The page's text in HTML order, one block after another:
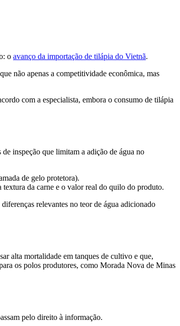
o avanço da importação de tilápia do Vietnã.
não apenas a competitividade econômica, mas
com a especialista, embora o consumo de tilápia
inspeção que limitam a adição de água no
de gelo protetora).
da carne e o valor real do quilo do produto.
relevantes no teor de água adicionado
alta mortalidade em tanques de cultivo e que,
os polos produtores, como Morada Nova de Minas
pelo direito à informação.